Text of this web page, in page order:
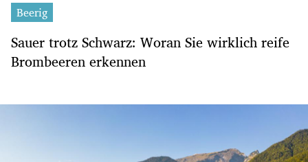
Beerig
Sauer trotz Schwarz: Woran Sie wirklich reife
Brombeeren erkennen